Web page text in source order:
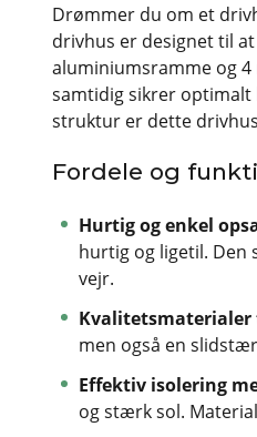
Drømmer du om et
drivhus er designet til
aluminiumsramme og
samtidig sikrer
struktur er dette
Fordele og
Hurtig og enkel
hurtig og ligetil. Den
vejr.
Kvalitetsmaterialer
men også en
Effektiv isolering
og stærk sol.